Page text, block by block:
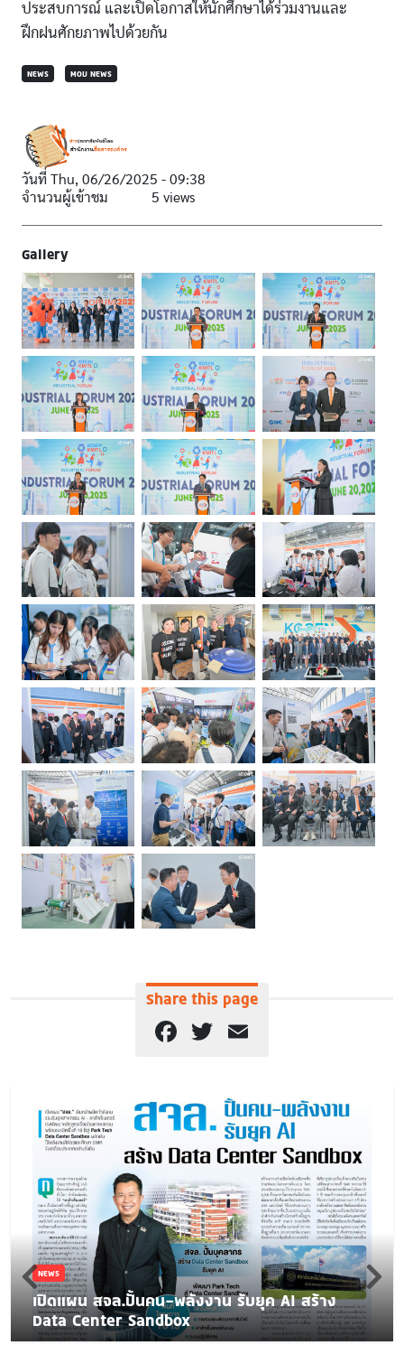
ประสบการณ์ และเปิดโอกาสให้นักศึกษาได้ร่วมงานและ
ฝึกฝนศักยภาพไปด้วยกัน
NEWS MOU NEWS
วันที่ Thu, 06/26/2025 - 09:38
จำนวนผู้เข้าชม
5 views
Gallery
Share this page
Facebook
Twitter
NEWS
เปิดแผน สจล.ปั้นคน-พลังงาน รับยุค AI สร้าง
Data Center Sandbox